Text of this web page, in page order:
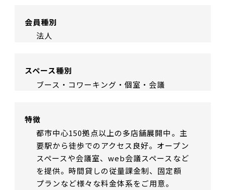
会員種別
法人
スペース種別
ブース・コワーキング・個室・会議
特徴
都市中心150拠点以上の多店舗展開中。主
要駅から徒歩でのアクセス良好。オープン
スペースや会議室、web会議スペースなど
を提供。時間貸しの従量課金制、固定額
プランなど様々な料金体系をご用意。